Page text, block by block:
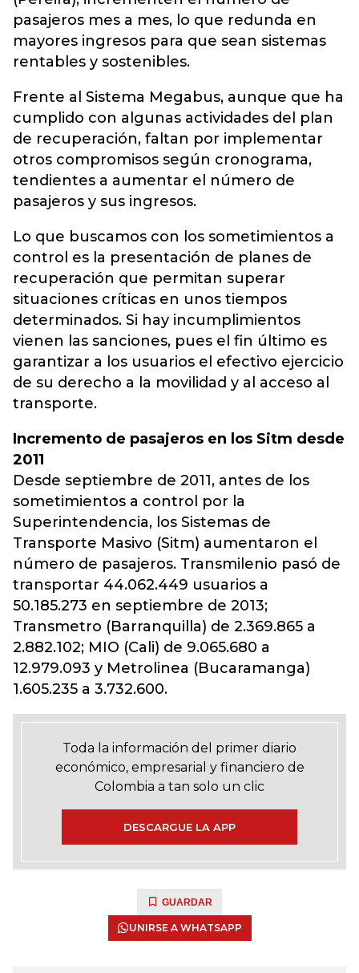
pasajeros mes a mes, lo que redunda en
mayores ingresos para que sean sistemas
rentables y sostenibles.
Frente al Sistema Megabus, aunque que ha
cumplido con algunas actividades del plan
de recuperación, faltan por implementar
otros compromisos según cronograma,
tendientes a aumentar el número de
pasajeros y sus ingresos.
Lo que buscamos con los sometimientos a
control es la presentación de planes de
recuperación que permitan superar
situaciones críticas en unos tiempos
determinados. Si hay incumplimientos
vienen las sanciones, pues el fin último es
garantizar a los usuarios el efectivo ejercicio
de su derecho a la movilidad y al acceso al
transporte.
Incremento de pasajeros en los Sitm desde
2011
Desde septiembre de 2011, antes de los
sometimientos a control por la
Superintendencia, los Sistemas de
Transporte Masivo (Sitm) aumentaron el
número de pasajeros. Transmilenio pasó de
transportar 44.062.449 usuarios a
50.185.273 en septiembre de 2013;
Transmetro (Barranquilla) de 2.369.865 a
2.882.102; MIO (Cali) de 9.065.680 a
12.979.093 y Metrolinea (Bucaramanga)
1.605.235 a 3.732.600.
Toda la información del primer diario
económico, empresarial y financiero de
Colombia a tan solo un clic
DESCARGUE LA APP
GUARDAR
UNIRSE A WHATSAPP